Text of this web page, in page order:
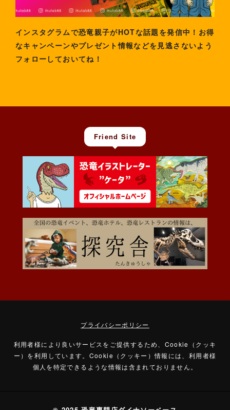
インスタグラムで恐竜親子がHOTな話題を発信中！お得
なキャンペーンやプレゼント情報などを見逃さないよう
フォローしておいてね！
Friend Site
プライバシーポリシー
利用者様により良いサービスをご提供するため、Cookie（クッキ
ー）を利用しています。 Cookie（クッキー）情報には、利用者様
個人を特定できるような情報は含まれておりません。